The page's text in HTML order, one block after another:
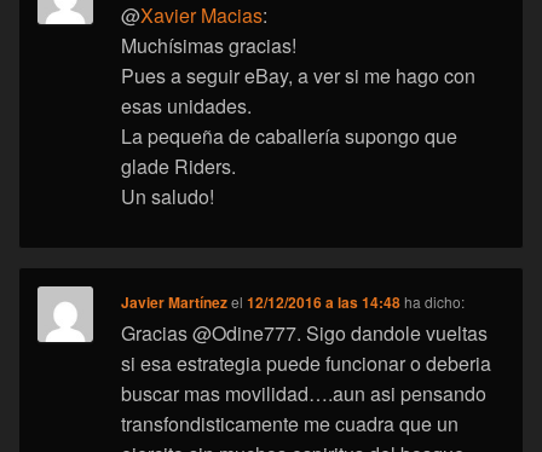
@Xavier Macias:
Muchísimas gracias!
Pues a seguir eBay, a ver si me hago con
esas unidades.
La pequeña de caballería supongo que
glade Riders.
Un saludo!
Javier Martínezel12/12/2016 a las 14:48 ha dicho:
Gracias @Odine777. Sigo dandole vueltas
si esa estrategia puede funcionar o deberia
buscar mas movilidad….aun asi pensando
transfondisticamente me cuadra que un